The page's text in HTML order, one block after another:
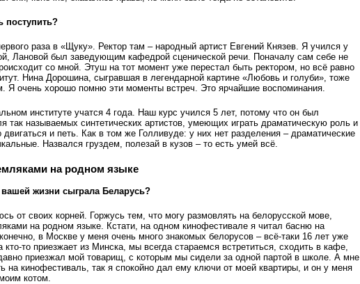
поступить?
раза в «Щуку». Ректор там – народный артист Евгений Князев. Я учился у
Лановой был заведующим кафедрой сценической речи. Поначалу сам себе не
со мной. Этуш на тот момент уже перестал быть ректором, но всё равно
Нина Дорошина, сыгравшая в легендарной картине «Любовь и голуби», тоже
Я очень хорошо помню эти моменты встреч. Это ярчайшие воспоминания.
институте учатся 4 года. Наш курс учился 5 лет, потому что он был
так называемых синтетических артистов, умеющих играть драматическую роль и
и петь. Как в том же Голливуде: у них нет разделения – драматические
Назвался груздем, полезай в кузов – то есть умей всё.
на родном языке
жизни сыграла Беларусь?
от своих корней. Горжусь тем, что могу размовлять на белорусской мове,
на родном языке. Кстати, на одном кинофестивале я читал басню на
в Москве у меня очень много знакомых белорусов – всё-таки 16 лет уже
кто-то приезжает из Минска, мы всегда стараемся встретиться, сходить в кафе,
приезжал мой товарищ, с которым мы сидели за одной партой в школе. А мне
на кино­фестиваль, так я спокойно дал ему ключи от моей квартиры, и он у меня
котом.